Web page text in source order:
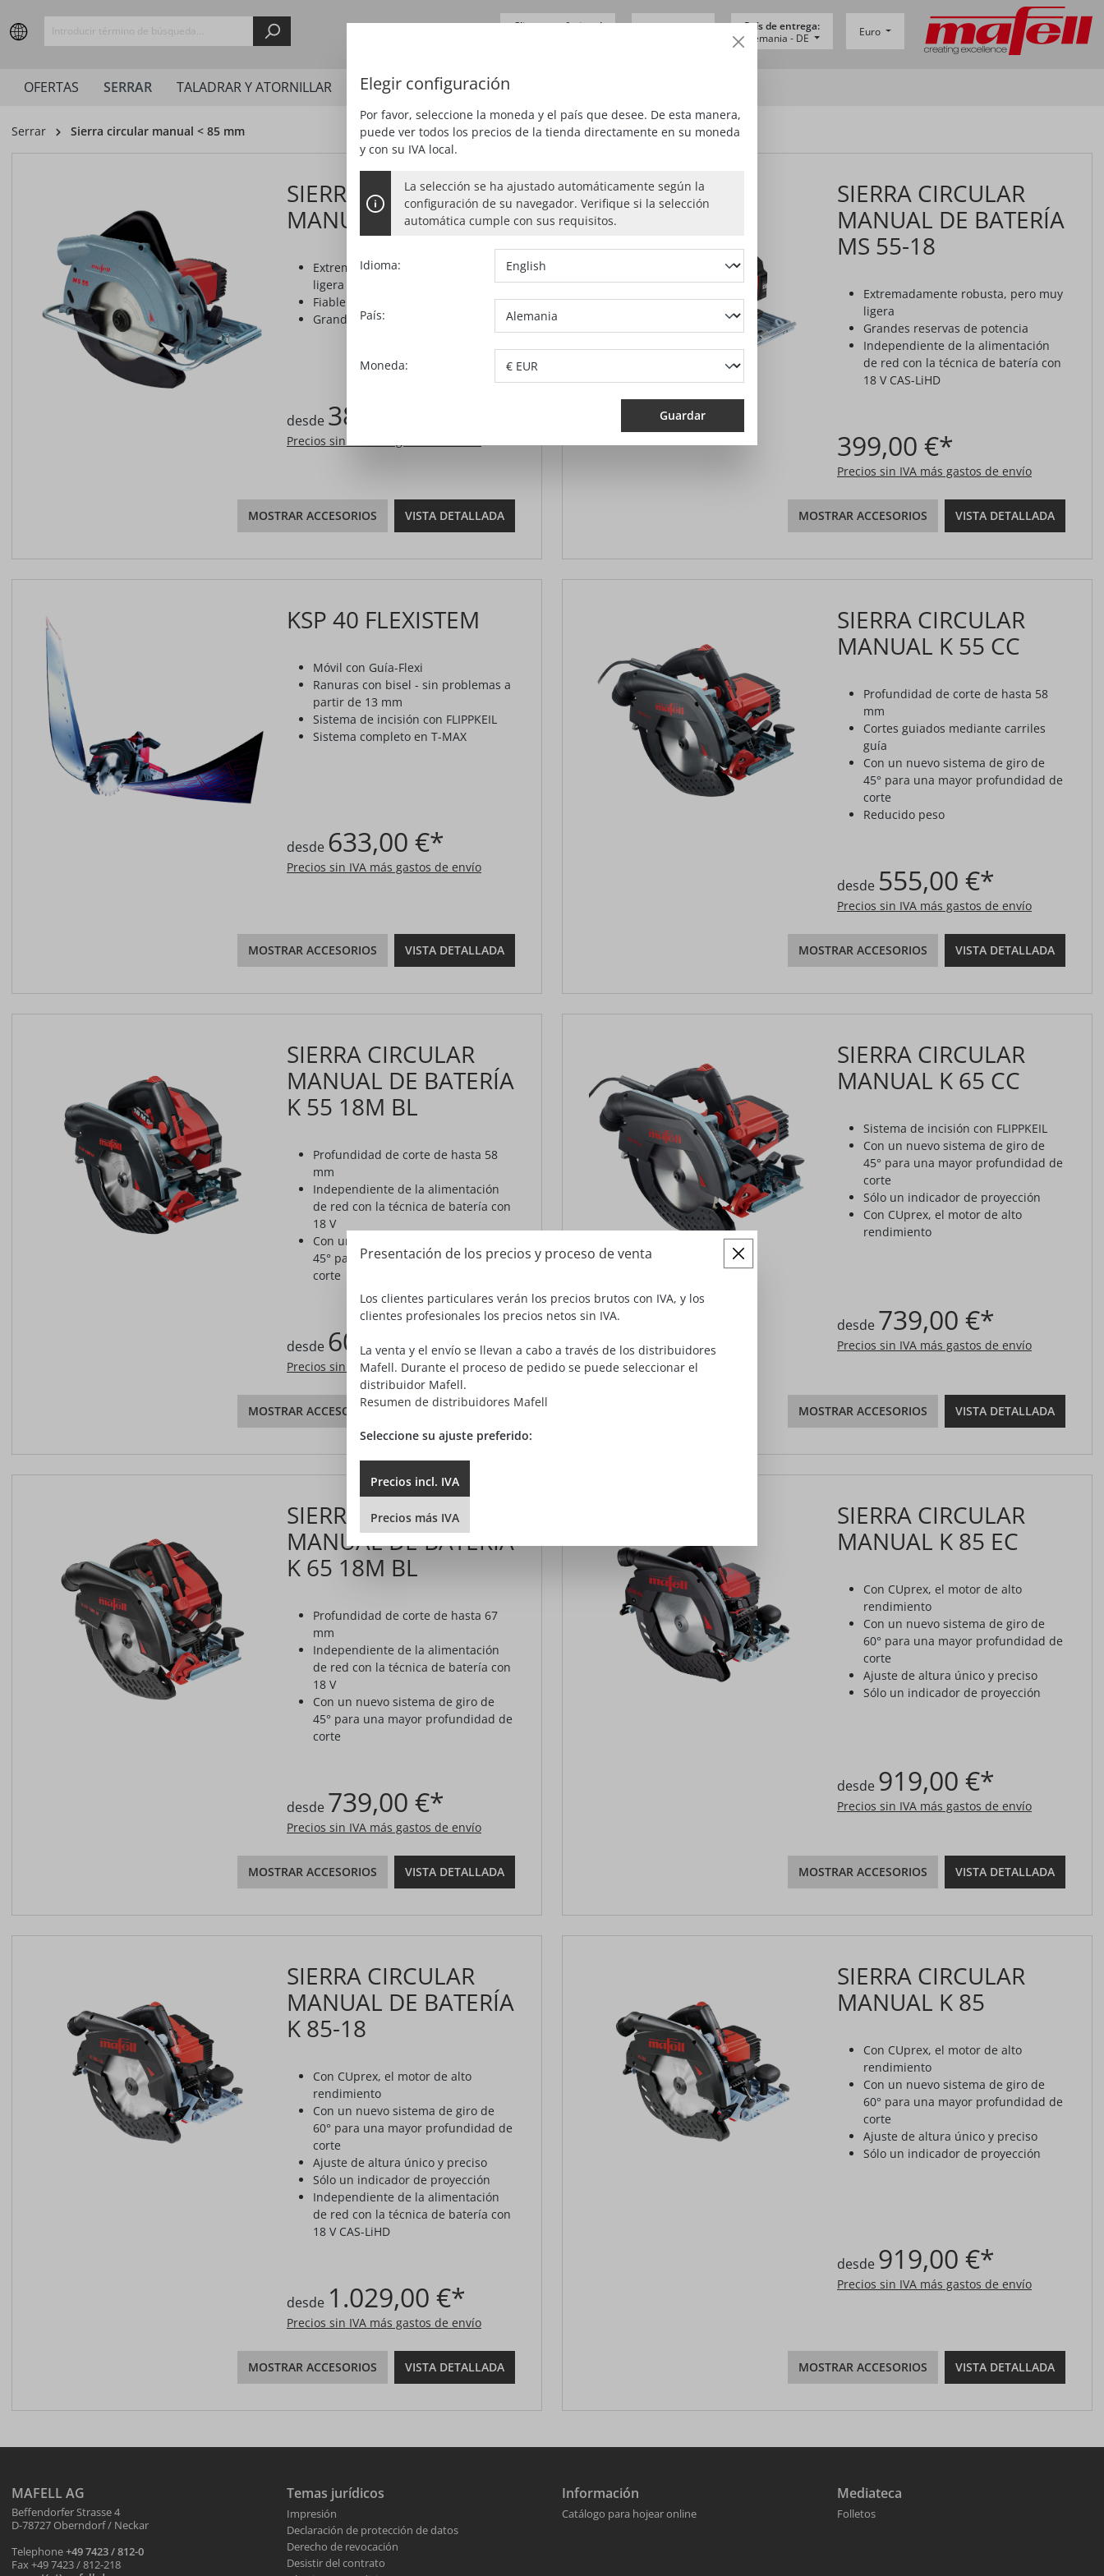
Zur Hauptnavigation springen
Cliente profesional
País de entrega:
Alemania - DE Euro
OFERTAS SERRAR TALADRAR Y ATORNILLAR LIJAR CEPILLAR FRESAR
Serrar Sierra circular manual < 85 mm
SIERRA CIRCULAR
MANUAL MS 55
Extremadamente robusta, pero muy
ligera
Fiable
Grandes reservas de potencia
desde 388,00 €*
Precios sin IVA más gastos de envío
MOSTRAR ACCESORIOS VISTA DETALLADA
SIERRA CIRCULAR
MANUAL DE BATERÍA
MS 55-18
Extremadamente robusta, pero muy
ligera
Grandes reservas de potencia
Independiente de la alimentación
de red con la técnica de batería con
18 V CAS-LiHD
399,00 €*
Precios sin IVA más gastos de envío
MOSTRAR ACCESORIOS VISTA DETALLADA
KSP 40 FLEXISTEM
Móvil con Guía-Flexi
Ranuras con bisel - sin problemas a
partir de 13 mm
Sistema de incisión con FLIPPKEIL
Sistema completo en T-MAX
desde 633,00 €*
Precios sin IVA más gastos de envío
MOSTRAR ACCESORIOS VISTA DETALLADA
SIERRA CIRCULAR
MANUAL K 55 CC
Profundidad de corte de hasta 58
mm
Cortes guiados mediante carriles
guía
Con un nuevo sistema de giro de
45° para una mayor profundidad de
corte
Reducido peso
desde 555,00 €*
Precios sin IVA más gastos de envío
MOSTRAR ACCESORIOS VISTA DETALLADA
SIERRA CIRCULAR
MANUAL DE BATERÍA
K 55 18M BL
Profundidad de corte de hasta 58
mm
Independiente de la alimentación
de red con la técnica de batería con
18 V
Con un nuevo sistema de giro de
45° para una mayor profundidad de
corte
desde 601,00 €*
Precios sin IVA más gastos de envío
MOSTRAR ACCESORIOS VISTA DETALLADA
SIERRA CIRCULAR
MANUAL K 65 CC
Sistema de incisión con FLIPPKEIL
Con un nuevo sistema de giro de
45° para una mayor profundidad de
corte
Sólo un indicador de proyección
Con CUprex, el motor de alto
rendimiento
desde 739,00 €*
Precios sin IVA más gastos de envío
MOSTRAR ACCESORIOS VISTA DETALLADA
SIERRA CIRCULAR
MANUAL DE BATERÍA
K 65 18M BL
Profundidad de corte de hasta 67
mm
Independiente de la alimentación
de red con la técnica de batería con
18 V
Con un nuevo sistema de giro de
45° para una mayor profundidad de
corte
desde 739,00 €*
Precios sin IVA más gastos de envío
MOSTRAR ACCESORIOS VISTA DETALLADA
SIERRA CIRCULAR
MANUAL K 85 EC
Con CUprex, el motor de alto
rendimiento
Con un nuevo sistema de giro de
60° para una mayor profundidad de
corte
Ajuste de altura único y preciso
Sólo un indicador de proyección
desde 919,00 €*
Precios sin IVA más gastos de envío
MOSTRAR ACCESORIOS VISTA DETALLADA
SIERRA CIRCULAR
MANUAL DE BATERÍA
K 85-18
Con CUprex, el motor de alto
rendimiento
Con un nuevo sistema de giro de
60° para una mayor profundidad de
corte
Ajuste de altura único y preciso
Sólo un indicador de proyección
Independiente de la alimentación
de red con la técnica de batería con
18 V CAS-LiHD
desde 1.029,00 €*
Precios sin IVA más gastos de envío
MOSTRAR ACCESORIOS VISTA DETALLADA
SIERRA CIRCULAR
MANUAL K 85
Con CUprex, el motor de alto
rendimiento
Con un nuevo sistema de giro de
60° para una mayor profundidad de
corte
Ajuste de altura único y preciso
Sólo un indicador de proyección
desde 919,00 €*
Precios sin IVA más gastos de envío
MOSTRAR ACCESORIOS VISTA DETALLADA
MAFELL AG
Beffendorfer Strasse 4
D-78727 Oberndorf / Neckar
Telephone+49 7423 / 812-0
Fax +49 7423 / 812-218
Temas jurídicos
Impresión
Declaración de protección de datos
Derecho de revocación
Desistir del contrato
Información
Catálogo para hojear online
Mediateca
Folletos
Elegir configuración
Por favor, seleccione la moneda y el país que desee. De esta manera,
puede ver todos los precios de la tienda directamente en su moneda
y con su IVA local.
La selección se ha ajustado automáticamente según la
configuración de su navegador. Verifique si la selección
automática cumple con sus requisitos.
Idioma:
País:
Moneda:
Guardar
Presentación de los precios y proceso de venta
Los clientes particulares verán los precios brutos con IVA, y los
clientes profesionales los precios netos sin IVA.
La venta y el envío se llevan a cabo a través de los distribuidores
Mafell. Durante el proceso de pedido se puede seleccionar el
distribuidor Mafell.
Resumen de distribuidores Mafell
Seleccione su ajuste preferido:
Precios incl. IVA
Precios más IVA